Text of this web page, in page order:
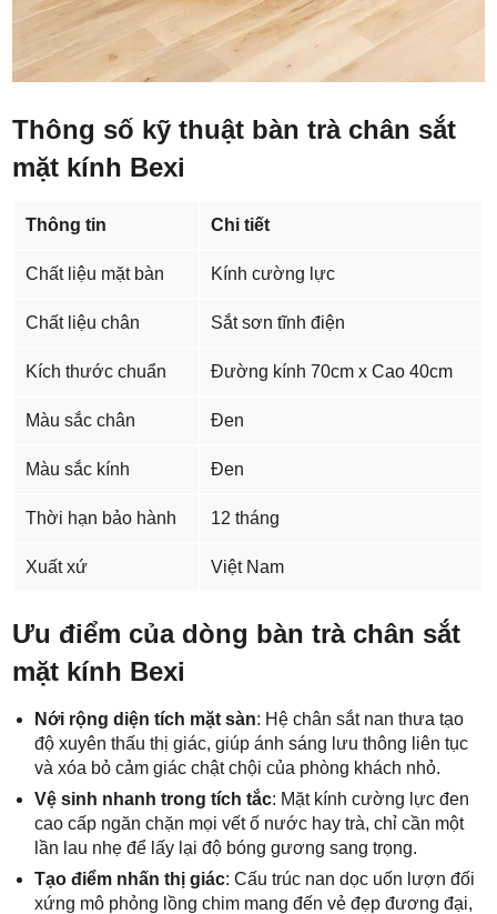
Thông số kỹ thuật bàn trà chân sắt
mặt kính Bexi
Thông tin Chi tiết
Chất liệu mặt bàn Kính cường lực
Chất liệu chân Sắt sơn tĩnh điện
Kích thước chuẩn Đường kính 70cm x Cao 40cm
Màu sắc chân Đen
Màu sắc kính Đen
Thời hạn bảo hành 12 tháng
Xuất xứ Việt Nam
Ưu điểm của dòng bàn trà chân sắt
mặt kính Bexi
Nới rộng diện tích mặt sàn: Hệ chân sắt nan thưa tạo
độ xuyên thấu thị giác, giúp ánh sáng lưu thông liên tục
và xóa bỏ cảm giác chật chội của phòng khách nhỏ.
Vệ sinh nhanh trong tích tắc: Mặt kính cường lực đen
cao cấp ngăn chặn mọi vết ố nước hay trà, chỉ cần một
lần lau nhẹ để lấy lại độ bóng gương sang trọng.
Tạo điểm nhấn thị giác: Cấu trúc nan dọc uốn lượn đối
xứng mô phỏng lồng chim mang đến vẻ đẹp đương đại,